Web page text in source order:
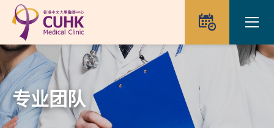
Skip to main content
预约
专业团队